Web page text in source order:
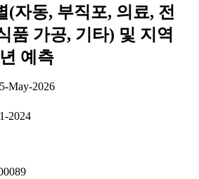
(자동, 부직포, 의료, 전
품 가공, 기타) 및 지역
예측
May-2026
2024